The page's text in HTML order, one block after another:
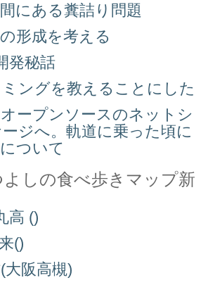
にある糞詰り問題
形成を考える
発秘話
ングを教えることにした
ープンソースのネットシ
ジへ。軌道に乗った頃に
ついて
しの食べ歩きマップ新
高 ()
()
大阪高槻)